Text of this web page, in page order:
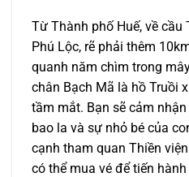
Từ Thành phố Huế, về cầu
Phú Lộc, rẽ phải thêm
quanh năm chìm trong
chân Bạch Mã là hồ Truồi
tầm mắt. Bạn sẽ cảm
bao la và sự nhỏ bé của
cạnh tham quan Thiền
có thể mua vé để tiến